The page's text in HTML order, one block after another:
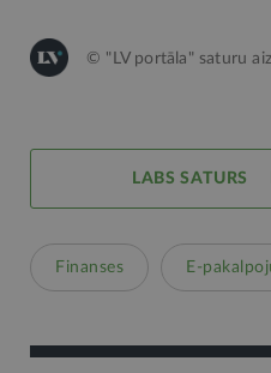
© "LV portāla" saturu
LABS SATURS
Finanses E-